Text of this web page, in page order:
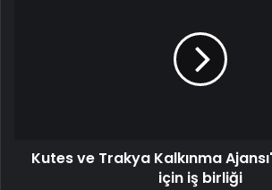
Kutes ve Trakya Kalkınma
için iş birliği